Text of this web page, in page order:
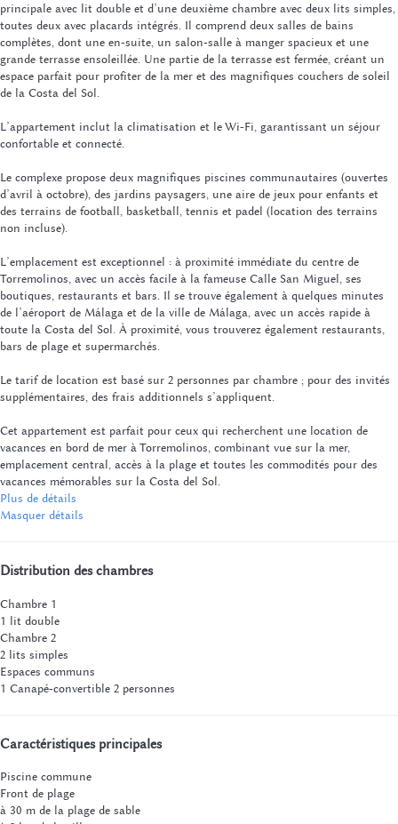
principale avec lit double et d’une deuxième chambre avec deux lits simples,
toutes deux avec placards intégrés. Il comprend deux salles de bains
complètes, dont une en-suite, un salon-salle à manger spacieux et une
grande terrasse ensoleillée. Une partie de la terrasse est fermée, créant un
espace parfait pour profiter de la mer et des magnifiques couchers de soleil
de la Costa del Sol.
L’appartement inclut la climatisation et le Wi-Fi, garantissant un séjour
confortable et connecté.
Le complexe propose deux magnifiques piscines communautaires (ouvertes
d’avril à octobre), des jardins paysagers, une aire de jeux pour enfants et
des terrains de football, basketball, tennis et padel (location des terrains
non incluse).
L’emplacement est exceptionnel : à proximité immédiate du centre de
Torremolinos, avec un accès facile à la fameuse Calle San Miguel, ses
boutiques, restaurants et bars. Il se trouve également à quelques minutes
de l’aéroport de Málaga et de la ville de Málaga, avec un accès rapide à
toute la Costa del Sol. À proximité, vous trouverez également restaurants,
bars de plage et supermarchés.
Le tarif de location est basé sur 2 personnes par chambre ; pour des invités
supplémentaires, des frais additionnels s’appliquent.
Cet appartement est parfait pour ceux qui recherchent une location de
vacances en bord de mer à Torremolinos, combinant vue sur la mer,
emplacement central, accès à la plage et toutes les commodités pour des
vacances mémorables sur la Costa del Sol.
Plus de détails
Masquer détails
Distribution des chambres
Chambre 1
1 lit double
Chambre 2
2 lits simples
Espaces communs
1 Canapé-convertible 2 personnes
Caractéristiques principales
Piscine commune
Front de plage
à 30 m de la plage de sable